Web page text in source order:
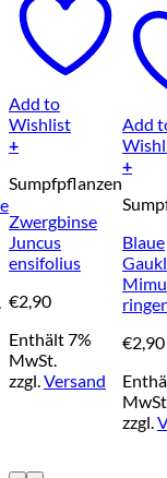
Add to
Wishlist
+
Sumpfpflanzen
Zwergbinse
Juncus
ensifolius
€2,90
Enthält 7%
MwSt.
zzgl.Versand
Add
+
Blaue
€2,90
zzgl.